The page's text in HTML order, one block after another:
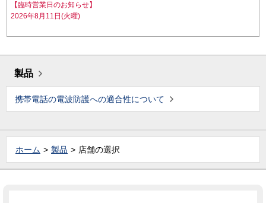
【臨時営業日のお知らせ】
2026年8月11日(火曜)
製品
携帯電話の電波防護への適合性について
ホーム 製品 店舗の選択